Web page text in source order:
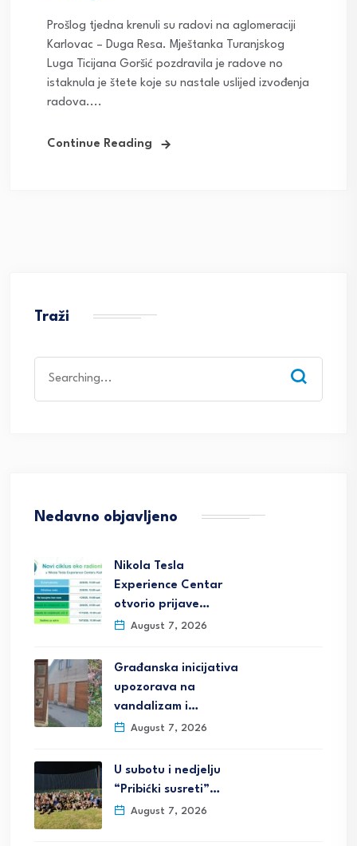
Prošlog tjedna krenuli su radovi na aglomeraciji
Karlovac – Duga Resa. Mještanka Turanjskog
Luga Ticijana Goršić pozdravila je radove no
istaknula je štete koje su nastale uslijed izvođenja
radova....
Continue Reading
Traži
for:
Nedavno objavljeno
Nikola Tesla
Experience Centar
otvorio prijave…
August 7, 2026
Građanska inicijativa
upozorava na
vandalizam i…
August 7, 2026
U subotu i nedjelju
“Pribićki susreti”…
August 7, 2026